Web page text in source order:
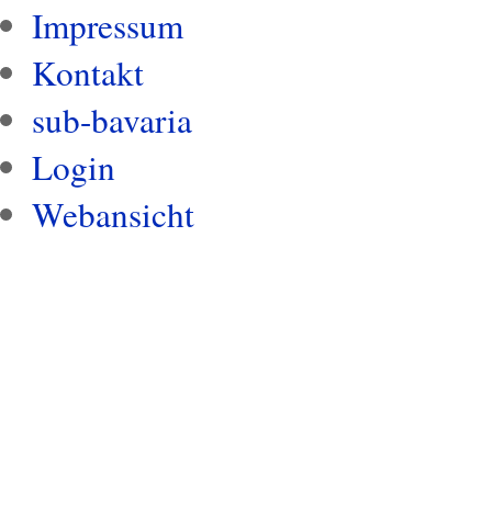
Impressum
Kontakt
sub-bavaria
Login
Webansicht